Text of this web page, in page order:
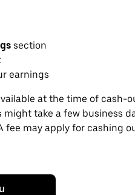
section
earnings
at the time of cash-
take a few business
fee may apply for cashing